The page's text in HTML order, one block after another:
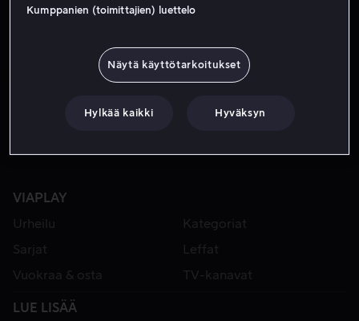
VIAPLAY
Urheilu
Kategoriat
Sarjat
Leffat
Vuokraa & osta
TV-kanavat
LUE LISÄÄ
Kumppanien (toimittajien) luettelo
Näytä käyttötarkoitukset
Hylkää kaikki Hyväksyn